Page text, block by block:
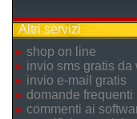
Altri servizi
shop on line
invio sms gratis da
invio e-mail gratis
domande frequenti
commenti ai